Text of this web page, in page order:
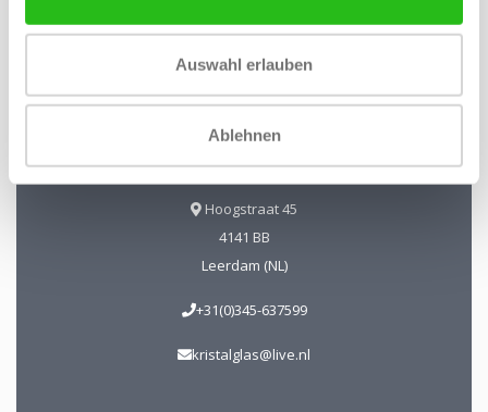
Auswahl erlauben
Ablehnen
Leerdam besuchen. Sie sind herzlich willkommen!
Geöffnet Mittwoch bis Freitag 13 - 17 Uhr Samstag 10 - 17
Uhr.
Hoogstraat 45
4141 BB
Leerdam (NL)
+31(0)345-637599
kristalglas@live.nl